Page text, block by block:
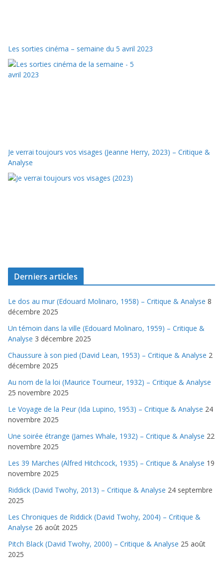
Les sorties cinéma – semaine du 5 avril 2023
Je verrai toujours vos visages (Jeanne Herry, 2023) – Critique &
Analyse
Derniers articles
Le dos au mur (Edouard Molinaro, 1958) – Critique & Analyse 8
décembre 2025
Un témoin dans la ville (Edouard Molinaro, 1959) – Critique &
Analyse 3 décembre 2025
Chaussure à son pied (David Lean, 1953) – Critique & Analyse 2
décembre 2025
Au nom de la loi (Maurice Tourneur, 1932) – Critique & Analyse
25 novembre 2025
Le Voyage de la Peur (Ida Lupino, 1953) – Critique & Analyse 24
novembre 2025
Une soirée étrange (James Whale, 1932) – Critique & Analyse 22
novembre 2025
Les 39 Marches (Alfred Hitchcock, 1935) – Critique & Analyse 19
novembre 2025
Riddick (David Twohy, 2013) – Critique & Analyse 24 septembre
2025
Les Chroniques de Riddick (David Twohy, 2004) – Critique &
Analyse 26 août 2025
Pitch Black (David Twohy, 2000) – Critique & Analyse 25 août
2025